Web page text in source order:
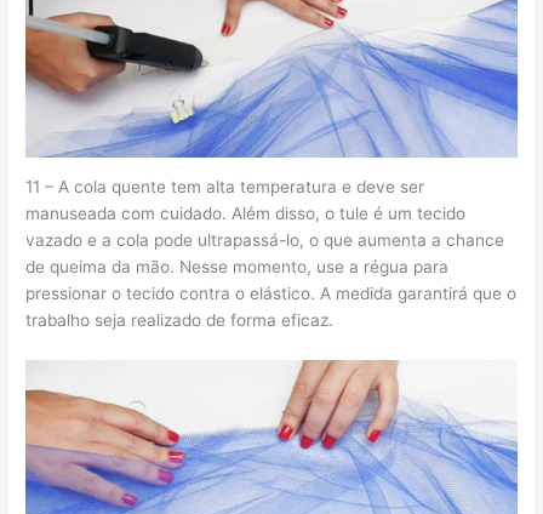
11 – A cola quente tem alta temperatura e deve ser
manuseada com cuidado. Além disso, o tule é um tecido
vazado e a cola pode ultrapassá-lo, o que aumenta a chance
de queima da mão. Nesse momento, use a régua para
pressionar o tecido contra o elástico. A medida garantirá que o
trabalho seja realizado de forma eficaz.